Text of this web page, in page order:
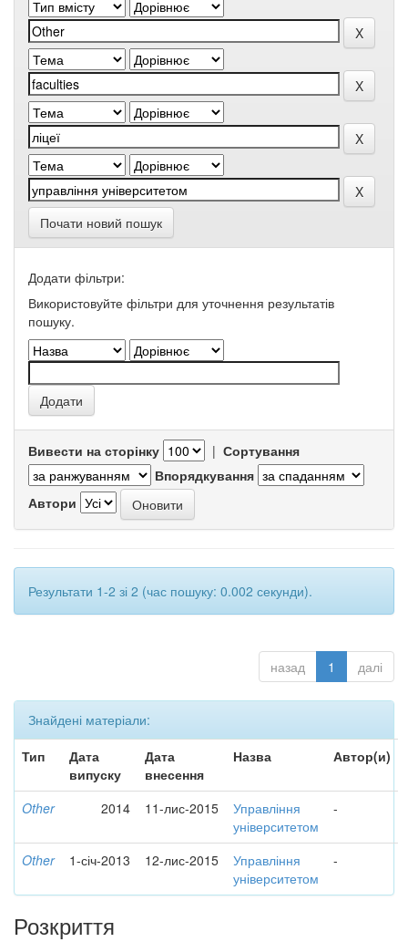
Почати новий пошук
Додати фільтри:
Використовуйте фільтри для уточнення результатів
пошуку.
Вивести на сторінку | Сортування
Впорядкування
Автори
Результати 1-2 зі 2 (час пошуку: 0.002 секунди).
назад 1 далі
Знайдені матеріали:
Тип
Дата
випуску
Дата
внесення
Назва Автор(и)
Other 2014 11-лис-2015
Управління
університетом
-
Other 1-січ-2013 12-лис-2015
Управління
університетом
-
Розкриття